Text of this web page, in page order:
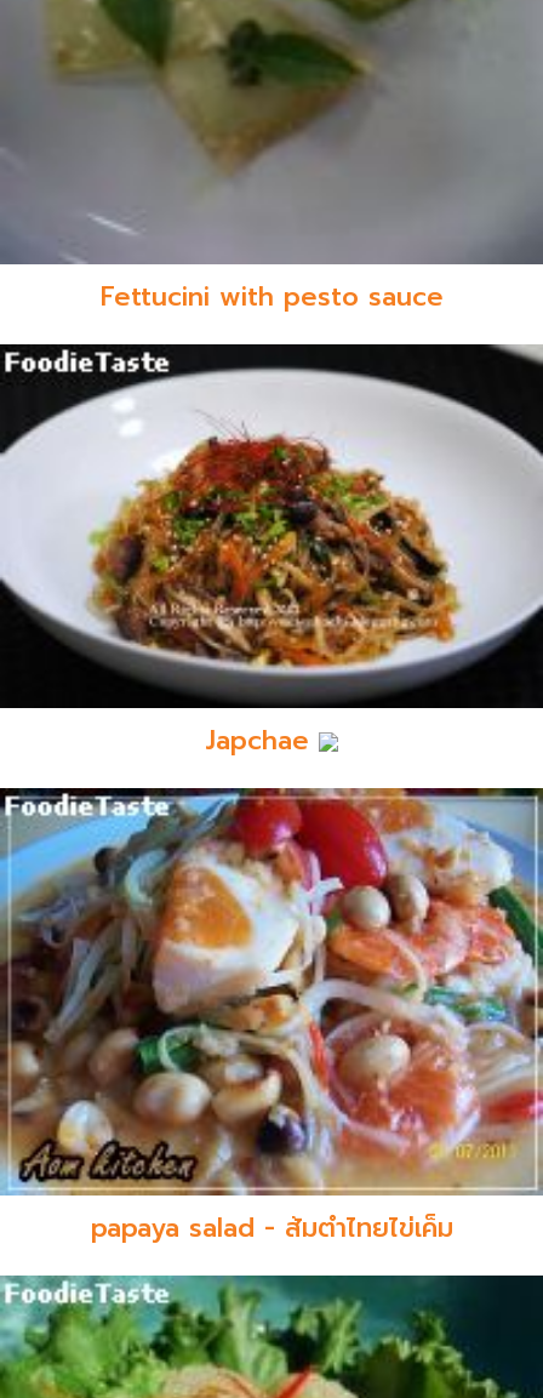
Fettucini with pesto sauce
Japchae
papaya salad - ส้มตำไทยไข่เค็ม